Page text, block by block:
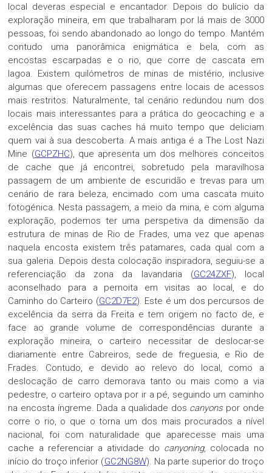
local deveras especial e encantador. Depois do bulício da
exploração mineira, em que trabalharam por lá mais de 3000
pessoas, foi sendo abandonado ao longo do tempo. Mantém
contudo uma panorâmica enigmática e bela, com as
encostas escarpadas e o rio, que corre de cascata em
lagoa. Existem quilómetros de minas de mistério, inclusive
algumas que oferecem passagens entre locais de acessos
mais restritos. Naturalmente, tal cenário redundou num dos
locais mais interessantes para a prática do geocaching e a
excelência das suas caches há muito tempo que deliciam
quem vai à sua descoberta. A mais antiga é a The Lost Nazi
Mine (GCPZHC), que apresenta um dos melhores conceitos
de cache que já encontrei, sobretudo pela maravilhosa
passagem de um ambiente de escuridão e trevas para um
cenário de rara beleza, encimado com uma cascata muito
fotogénica. Nesta passagem, a meio da mina, e com alguma
exploração, podemos ter uma perspetiva da dimensão da
estrutura de minas de Rio de Frades, uma vez que apenas
naquela encosta existem três patamares, cada qual com a
sua galeria. Depois desta colocação inspiradora, seguiu-se a
referenciação da zona da lavandaria (GC24ZXF), local
aconselhado para a pernoita em visitas ao local, e do
Caminho do Carteiro (GC2D7E2). Este é um dos percursos de
excelência da serra da Freita e tem origem no facto de, e
face ao grande volume de correspondências durante a
exploração mineira, o carteiro necessitar de deslocar-se
diariamente entre Cabreiros, sede de freguesia, e Rio de
Frades. Contudo, e devido ao relevo do local, como a
deslocação de carro demorava tanto ou mais como a via
pedestre, o carteiro optava por ir a pé, seguindo um caminho
na encosta íngreme. Dada a qualidade dos canyonspor onde
corre o rio, o que o torna um dos mais procurados a nível
nacional, foi com naturalidade que aparecesse mais uma
cache a referenciar a atividade do canyoning, colocada no
início do troço inferior (GC2NG8W). Na parte superior do troço